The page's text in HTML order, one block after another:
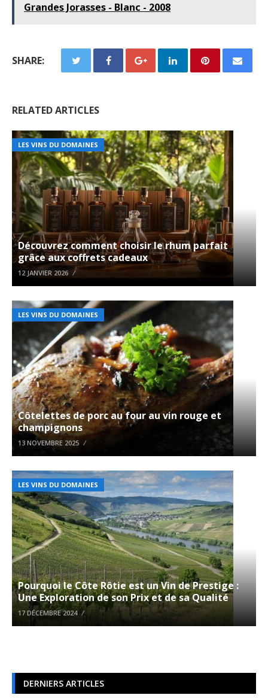
Grandes Jorasses - Blanc - 2008
SHARE:
RELATED ARTICLES
LES VINS DU DOMAINES
Découvrez comment choisir le rhum parfait
grâce aux coffrets cadeaux
12 JANVIER 2026
LES VINS DU DOMAINES
Côtelettes de porc au four au vin rouge et
champignons
13 NOVEMBRE 2025
LES VINS DU DOMAINES
Pourquoi le Côte Rôtie est un Vin de Prestige :
Une Exploration de son Prix et de sa Qualité
17 DÉCEMBRE 2024
DERNIERS ARTICLES